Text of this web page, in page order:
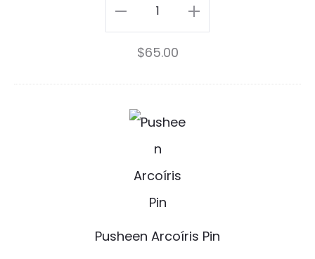
c
e
Need
Space
cantidad
$65.00
P
u
s
h
Pusheen Arcoíris Pin